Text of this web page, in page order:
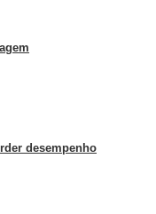
desempenho